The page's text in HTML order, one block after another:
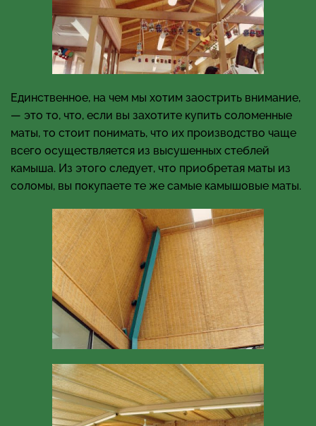
Единственное, на чем мы хотим заострить внимание,
— это то, что, если вы захотите купить соломенные
маты, то стоит понимать, что их производство чаще
всего осуществляется из высушенных стеблей
камыша. Из этого следует, что приобретая маты из
соломы, вы покупаете те же самые камышовые маты.